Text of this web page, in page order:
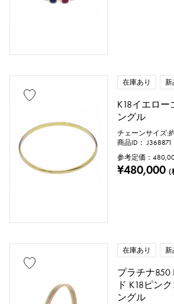
在庫あり 新
K18イエロ
ングル
チェーンサイズ:
商品ID： J368871
参考定価：
¥480,000（
在庫あり 新
プラチナ850
ド K18ピン
ングル